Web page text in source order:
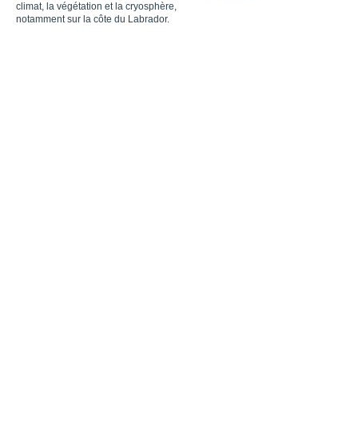
climat, la végétation et la cryosphère,
notamment sur la côte du Labrador.